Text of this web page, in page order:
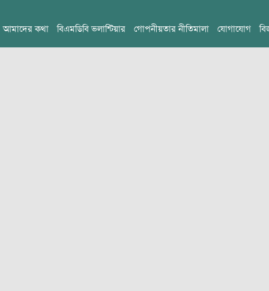
আমাদের কথা বিএমডিবি ভলান্টিয়ার গোপনীয়তার নীতিমালা যোগাযোগ